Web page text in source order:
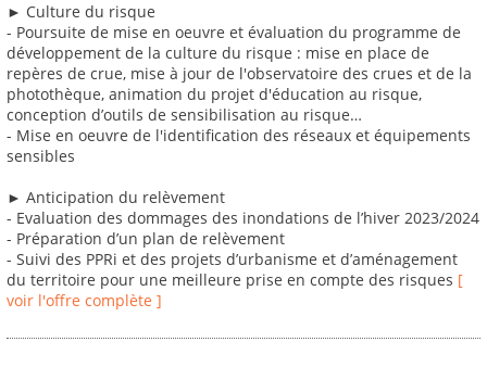
► Culture du risque
- Poursuite de mise en oeuvre et évaluation du programme de
développement de la culture du risque : mise en place de
repères de crue, mise à jour de l'observatoire des crues et de la
photothèque, animation du projet d'éducation au risque,
conception d’outils de sensibilisation au risque…
- Mise en oeuvre de l'identification des réseaux et équipements
sensibles
► Anticipation du relèvement
- Evaluation des dommages des inondations de l’hiver 2023/2024
- Préparation d’un plan de relèvement
- Suivi des PPRi et des projets d’urbanisme et d’aménagement
du territoire pour une meilleure prise en compte des risques [
voir l'offre complète ]